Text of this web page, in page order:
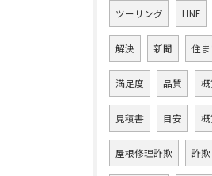
ツーリング LINE
解決 新聞 住
満足度 品質 概
見積書 目安
屋根修理詐欺 詐欺